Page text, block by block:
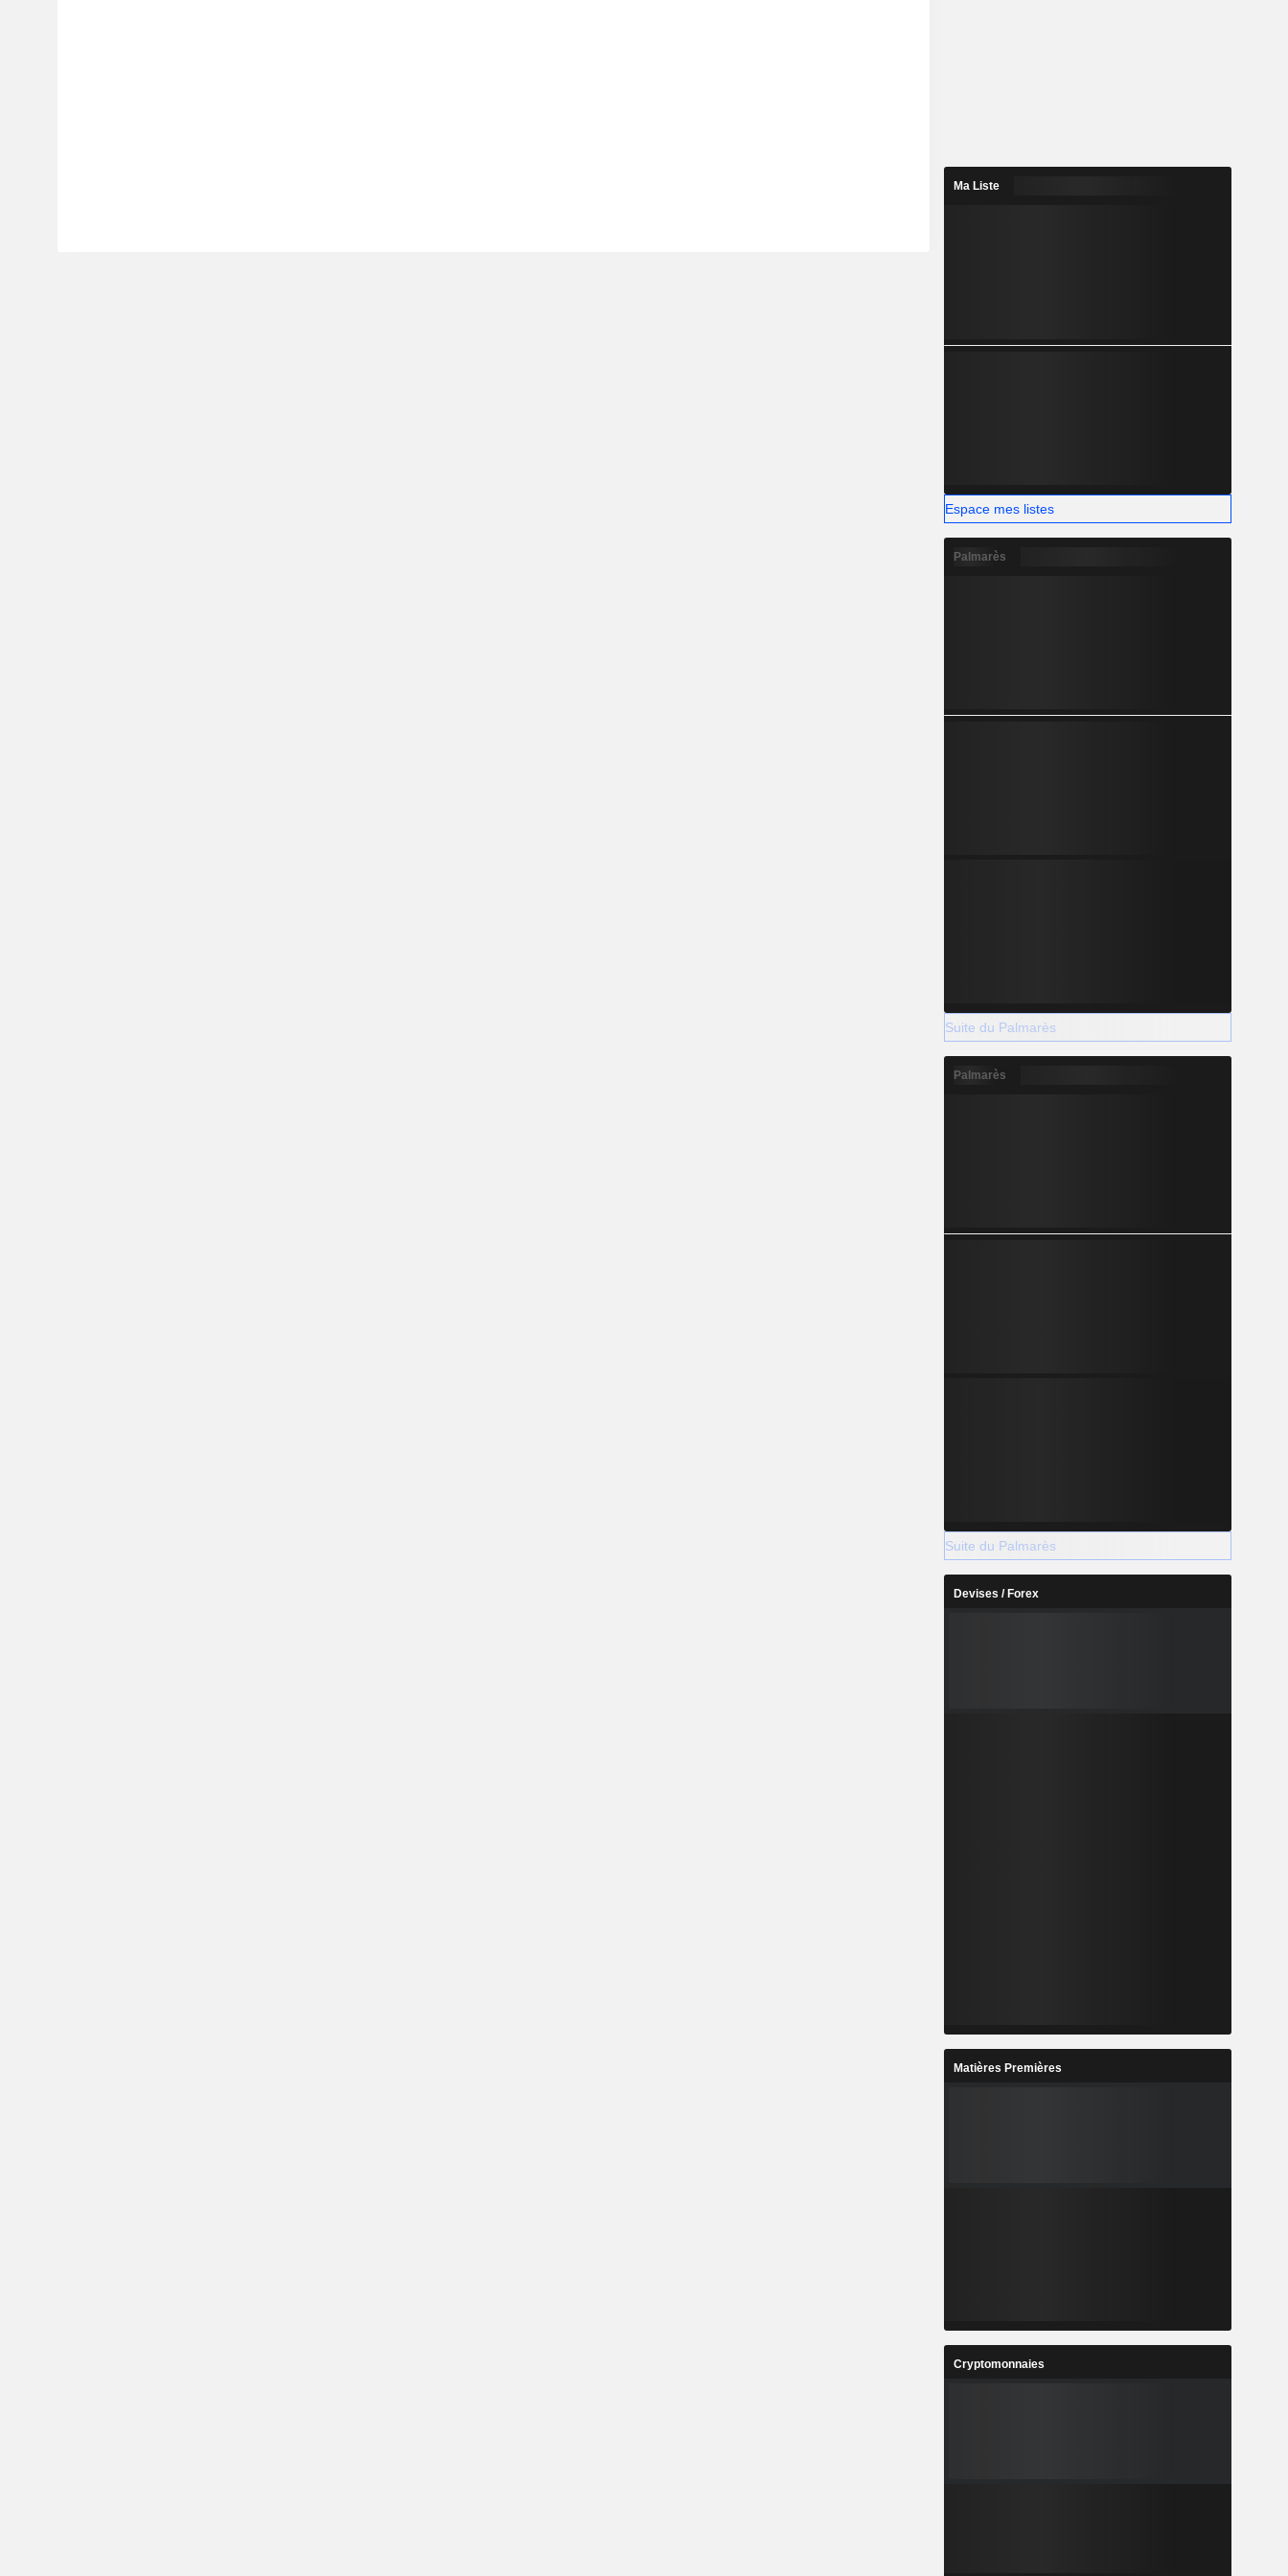
Ma Liste
Espace mes listes
Palmarès
Suite du Palmarès
Palmarès
Suite du Palmarès
Devises / Forex
Matières Premières
Cryptomonnaies